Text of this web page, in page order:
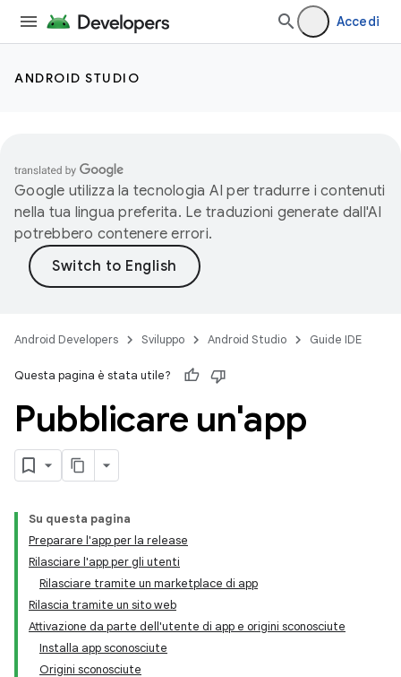
Accedi
ANDROID STUDIO
Google utilizza la tecnologia AI per tradurre i contenuti
nella tua lingua preferita. Le traduzioni generate dall'AI
potrebbero contenere errori.
Android Developers Sviluppo Android Studio Guide IDE
Questa pagina è stata utile?
Pubblicare un'app
Su questa pagina
Preparare l'app per la release
Rilasciare l'app per gli utenti
Rilasciare tramite un marketplace di app
Rilascia tramite un sito web
Attivazione da parte dell'utente di app e origini sconosciute
Installa app sconosciute
Origini sconosciute